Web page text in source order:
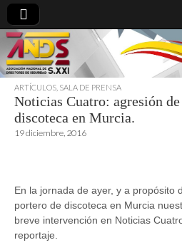
directoresdeseguridad.es
ARTÍCULOS SALA DE PRENSA
Noticias Cuatro: agresión
discoteca en Murcia.
19 diciembre, 2016
En la jornada de ayer, y a propósito
portero de discoteca en Murcia
breve intervención en Noticias
reportaje.